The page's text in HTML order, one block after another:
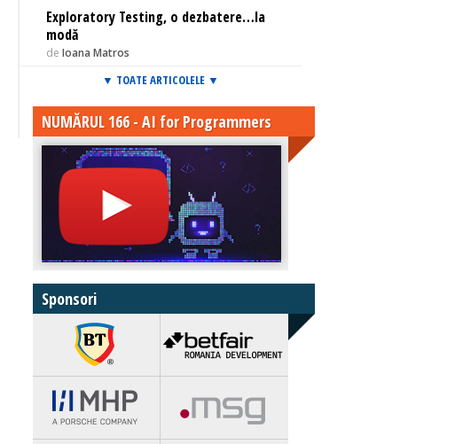
Exploratory Testing, o dezbatere…la
modă
de Ioana Matros
▼ TOATE ARTICOLELE ▼
NUMĂRUL 166 - AI for Programmers
Sponsori